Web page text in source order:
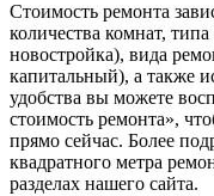
Стоимость ремонта
количества комнат,
новостройка), вида
капитальный), а также
удобства вы можете
стоимость ремонта»,
прямо сейчас. Более
квадратного метра
разделах нашего сайта.